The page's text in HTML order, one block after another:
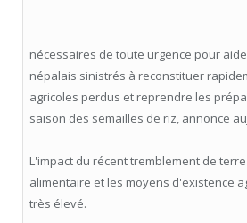
nécessaires de toute urgence pour
népalais sinistrés à reconstituer
agricoles perdus et reprendre les
saison des semailles de riz, annonce
L'impact du récent tremblement de
alimentaire et les moyens d'existence
très élevé.